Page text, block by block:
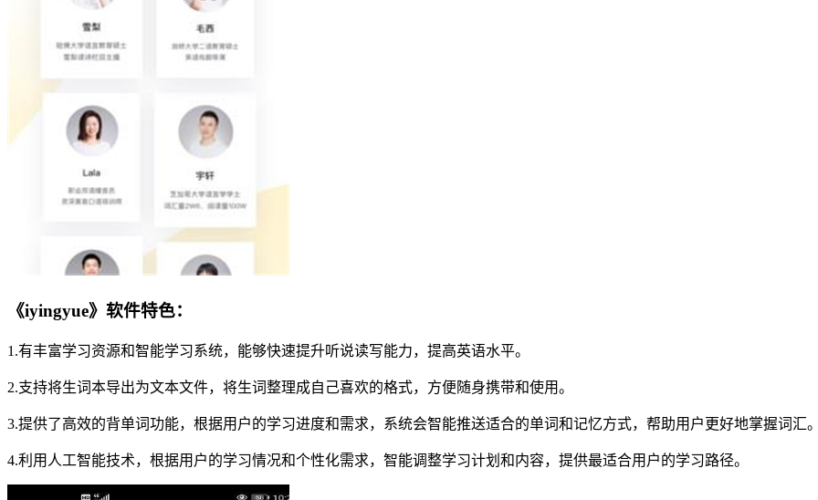
《iyingyue》软件特色：
1.有丰富学习资源和智能学习系统，能够快速提升听说读写能力，提高英语水平。
2.支持将生词本导出为文本文件，将生词整理成自己喜欢的格式，方便随身携带和使用。
3.提供了高效的背单词功能，根据用户的学习进度和需求，系统会智能推送适合的单词和记忆方式，帮助用户更好地掌握词汇。
4.利用人工智能技术，根据用户的学习情况和个性化需求，智能调整学习计划和内容，提供最适合用户的学习路径。